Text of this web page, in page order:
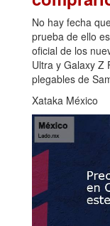
No hay fecha
prueba de ello
oficial de los
Ultra y Galaxy Z
plegables de
Xataka México